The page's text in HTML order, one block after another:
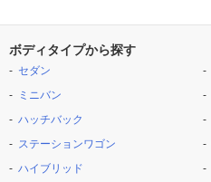
ボディタイプから探す
セダン
ミニバン
ハッチバック
ステーションワゴン
ハイブリッド